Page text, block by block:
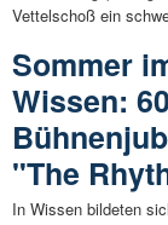
Vettelschoß ein
Sommer
Wissen:
"The
In Wissen bildeten